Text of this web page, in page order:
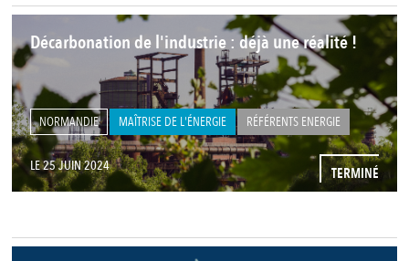
Décarbonation de l'industrie : déjà une réalité !
NORMANDIE MAÎTRISE DE L'ÉNERGIE RÉFÉRENTS ENERGIE
LE 25 JUIN 2024 TERMINÉ